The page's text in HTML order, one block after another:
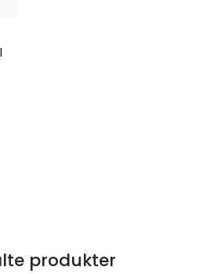
produkter